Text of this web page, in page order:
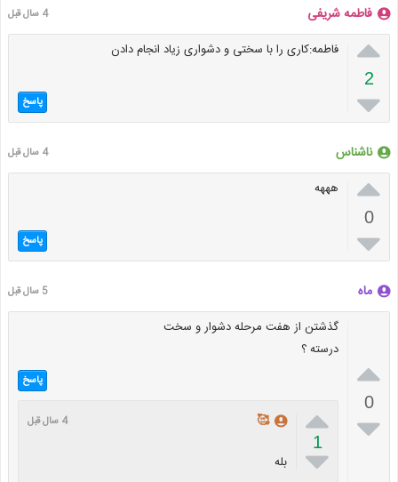
فاطمه شریفی 4 سال قبل

2

فاطمه:کاری را با سختی و دشواری زیاد انجام دادن
پاسخ
ناشناس 4 سال قبل

0

هههه
پاسخ
ماه 5 سال قبل

0

گذشتن از هفت مرحله دشوار و سخت
درسته ؟
پاسخ

1

🥰 4 سال قبل
بله